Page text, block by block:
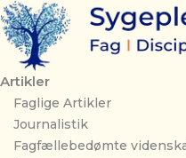
Gå
til
indholdet
Artikler
Faglige Artikler
Journalistik
Fagfællebedømte